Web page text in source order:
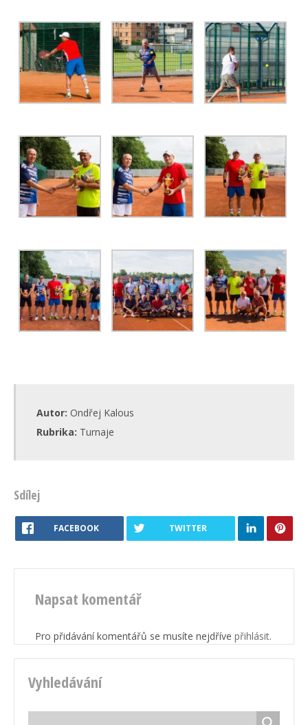
Autor: Ondřej Kalous
Rubrika: Turnaje
Sdílej
FACEBOOK TWITTER
Napsat komentář
Pro přidávání komentářů se musíte nejdříve přihlásit.
Vyhledávání